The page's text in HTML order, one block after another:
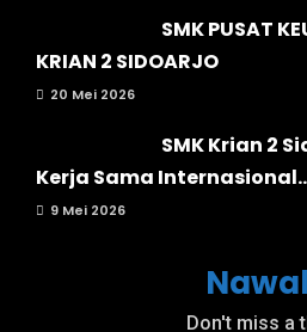
SMK PUSAT
KRIAN 2 SIDOARJO
20 Mei 2026
SMK Krian 2
Kerja Sama
9 Mei 2026
Don't miss a